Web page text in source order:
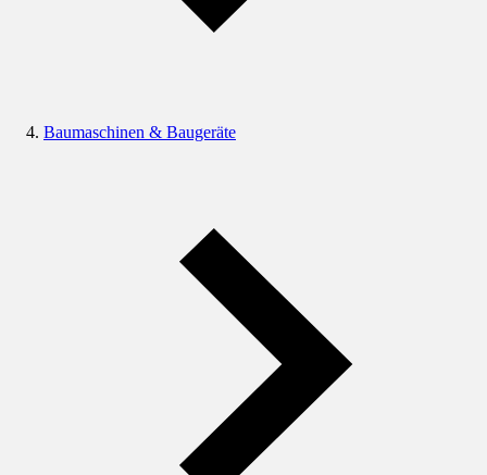
Baumaschinen & Baugeräte